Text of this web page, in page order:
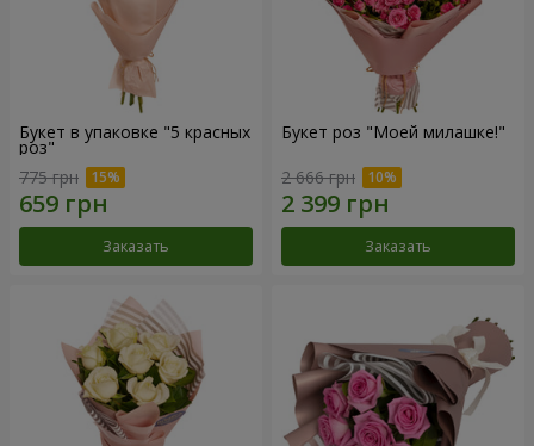
Букет в упаковке "5 красных
роз"
775 грн
Заказать
Букет роз "Моей милашке!"
2 666 грн
Заказать